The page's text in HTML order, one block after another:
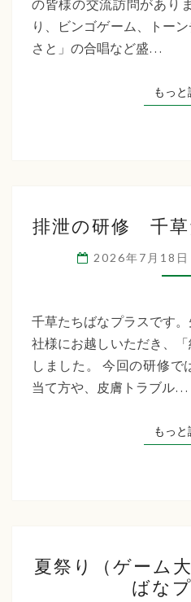
の皆様の交流訪問があり
り、ビンゴゲーム、トー
さと」の合唱など盛…
もっ
排泄の研修 千草
2026年7月18日
千草たちばなプラスです
社様にお越しいただき、
しました。 今回の研修で
当て方や、皮膚トラブル…
もっ
夏祭り（ゲーム
ばな